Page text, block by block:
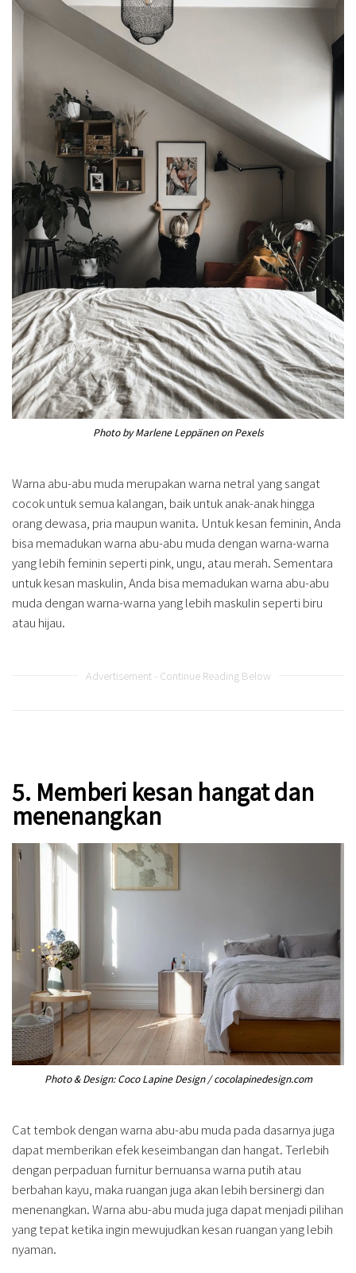
Photo by Marlene Leppänen on Pexels
Warna abu-abu muda merupakan warna netral yang sangat
cocok untuk semua kalangan, baik untuk anak-anak hingga
orang dewasa, pria maupun wanita. Untuk kesan feminin, Anda
bisa memadukan warna abu-abu muda dengan warna-warna
yang lebih feminin seperti pink, ungu, atau merah. Sementara
untuk kesan maskulin, Anda bisa memadukan warna abu-abu
muda dengan warna-warna yang lebih maskulin seperti biru
atau hijau.
Advertisement - Continue Reading Below
5. Memberi kesan hangat dan
menenangkan
Photo & Design: Coco Lapine Design / cocolapinedesign.com
Cat tembok dengan warna abu-abu muda pada dasarnya juga
dapat memberikan efek keseimbangan dan hangat. Terlebih
dengan perpaduan furnitur bernuansa warna putih atau
berbahan kayu, maka ruangan juga akan lebih bersinergi dan
menenangkan. Warna abu-abu muda juga dapat menjadi pilihan
yang tepat ketika ingin mewujudkan kesan ruangan yang lebih
nyaman.